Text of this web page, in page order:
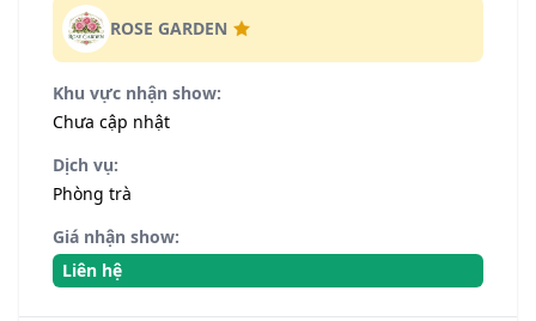
ROSE GARDEN
Khu vực nhận show:
Chưa cập nhật
Dịch vụ:
Phòng trà
Giá nhận show:
Liên hệ